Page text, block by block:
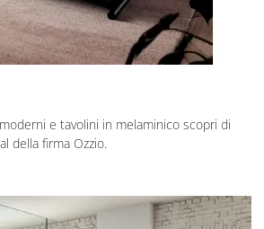
e tavolini in melaminico scopri di
della firma Ozzio.